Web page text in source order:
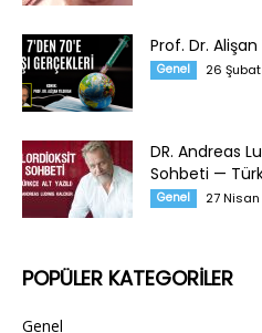
Prof. Dr. Alişan
Genel 26
DR. Andreas
Sohbeti —
Genel 27 Nisan
POPÜLER KATEGORİLER
Genel